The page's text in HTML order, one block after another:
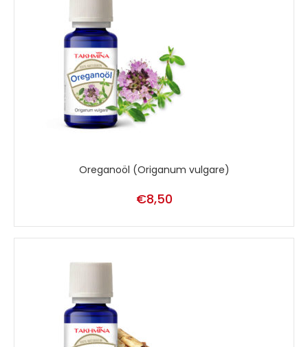
Oreganoöl (Origanum vulgare)
€8,50